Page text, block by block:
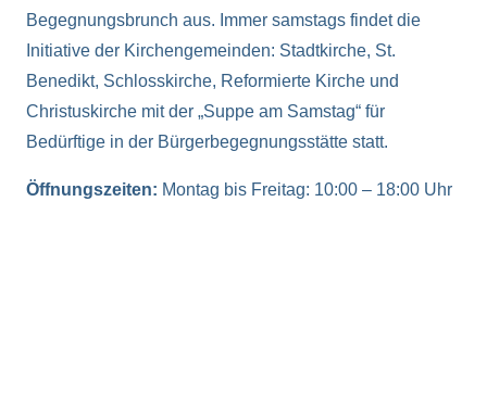
Begegnungsbrunch aus. Immer samstags findet die
Initiative der Kirchengemeinden: Stadtkirche, St.
Benedikt, Schlosskirche, Reformierte Kirche und
Christuskirche mit der „Suppe am Samstag“ für
Bedürftige in der Bürgerbegegnungsstätte statt.
Öffnungszeiten: Montag bis Freitag: 10:00 – 18:00 Uhr